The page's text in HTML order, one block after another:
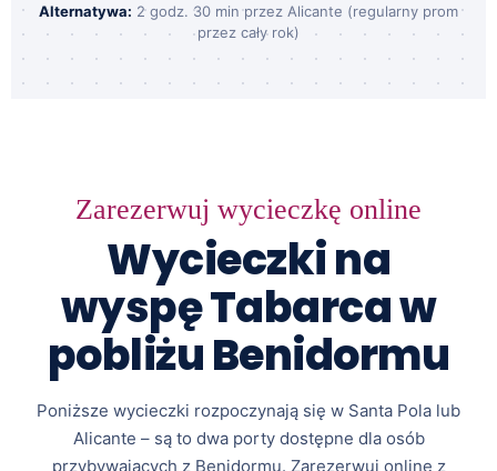
Alternatywa: 2 godz. 30 min przez Alicante (regularny prom
przez cały rok)
Zarezerwuj wycieczkę online
Wycieczki na
wyspę Tabarca w
pobliżu Benidormu
Poniższe wycieczki rozpoczynają się w Santa Pola lub
Alicante – są to dwa porty dostępne dla osób
przybywających z Benidormu. Zarezerwuj online z